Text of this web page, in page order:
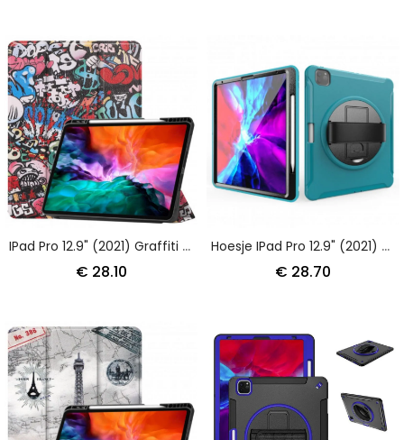
IPad Pro 12.9" (2021) Graffiti Pennenhouder
€ 28.10
Hoesje IPad Pro 12.9" (2021) (2020) (2018) Steunriem En Stylushouder
€ 28.70